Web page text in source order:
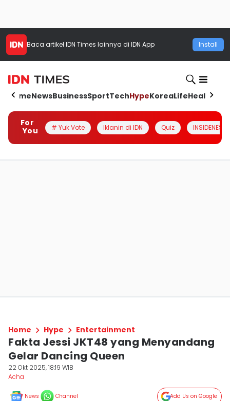
Baca artikel IDN Times lainnya di IDN App Install
HomeNewsBusinessSportTechHypeKoreaLifeHealth
For
You
# Yuk Vote Iklanin di IDN Quiz INSIDENESIA
Home Hype Entertainment
Fakta Jessi JKT48 yang Menyandang
Gelar Dancing Queen
22 Okt 2025, 18:19 WIB
Acha
News Channel Add Us on Google